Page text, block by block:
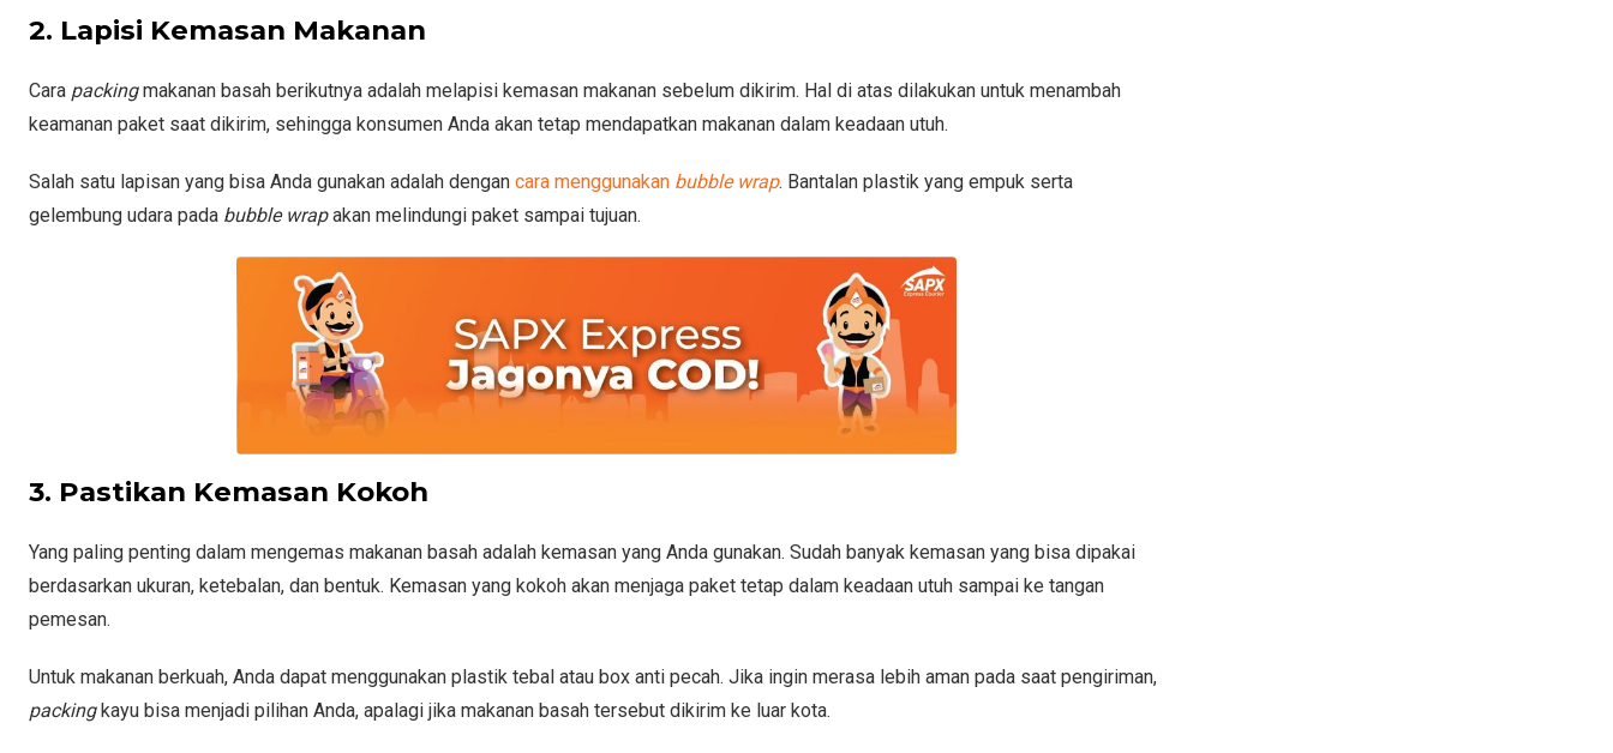
2. Lapisi Kemasan Makanan
Cara packingmakanan basah berikutnya adalah melapisi kemasan makanan sebelum dikirim. Hal di atas dilakukan untuk menambah
keamanan paket saat dikirim, sehingga konsumen Anda akan tetap mendapatkan makanan dalam keadaan utuh.
Salah satu lapisan yang bisa Anda gunakan adalah dengan cara menggunakan bubble wrap. Bantalan plastik yang empuk serta
gelembung udara pada bubble wrapakan melindungi paket sampai tujuan.
3. Pastikan Kemasan Kokoh
Yang paling penting dalam mengemas makanan basah adalah kemasan yang Anda gunakan. Sudah banyak kemasan yang bisa dipakai
berdasarkan ukuran, ketebalan, dan bentuk. Kemasan yang kokoh akan menjaga paket tetap dalam keadaan utuh sampai ke tangan
pemesan.
Untuk makanan berkuah, Anda dapat menggunakan plastik tebal atau box anti pecah. Jika ingin merasa lebih aman pada saat pengiriman,
packing kayu bisa menjadi pilihan Anda, apalagi jika makanan basah tersebut dikirim ke luar kota.